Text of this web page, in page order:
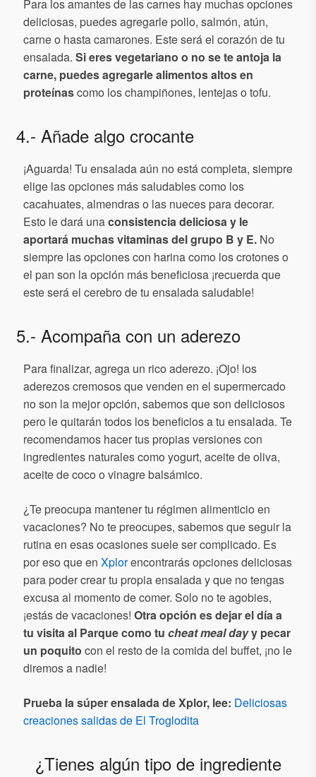
Para los amantes de las carnes hay muchas opciones
deliciosas, puedes agregarle pollo, salmón, atún,
carne o hasta camarones. Este será el corazón de tu
ensalada. Si eres vegetariano o no se te antoja la
carne, puedes agregarle alimentos altos en
proteínascomo los champiñones, lentejas o tofu.
4.- Añade algo crocante
¡Aguarda! Tu ensalada aún no está completa, siempre
elige las opciones más saludables como los
cacahuates, almendras o las nueces para decorar.
Esto le dará unaconsistencia deliciosa y le
aportará muchas vitaminas del grupo B y E. No
siempre las opciones con harina como los crotones o
el pan son la opción más beneficiosa ¡recuerda que
este será el cerebro de tu ensalada saludable!
5.- Acompaña con un aderezo
Para finalizar, agrega un rico aderezo. ¡Ojo! los
aderezos cremosos que venden en el supermercado
no son la mejor opción, sabemos que son deliciosos
pero le quitarán todos los beneficios a tu ensalada. Te
recomendamos hacer tus propias versiones con
ingredientes naturales como yogurt, aceite de oliva,
aceite de coco o vinagre balsámico.
¿Te preocupa mantener tu régimen alimenticio en
vacaciones? No te preocupes, sabemos que seguir la
rutina en esas ocasiones suele ser complicado. Es
por eso que en Xplorencontrarás opciones deliciosas
para poder crear tu propia ensalada y que no tengas
excusa al momento de comer. Solo no te agobies,
¡estás de vacaciones! Otra opción es dejar el día a
tu visita al Parque como tu cheat meal dayy pecar
un poquito con el resto de la comida del buffet, ¡no le
diremos a nadie!
Prueba la súper ensalada de Xplor, lee: Deliciosas
creaciones salidas de El Troglodita
¿Tienes algún tipo de ingrediente